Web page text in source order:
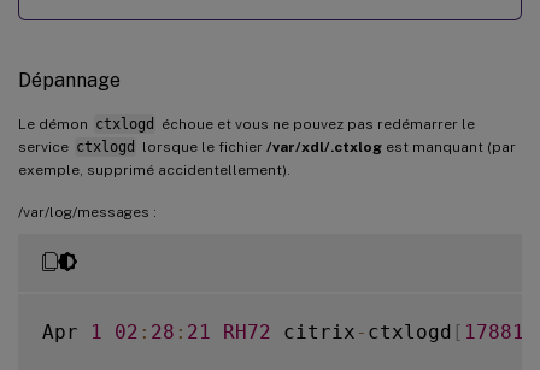
Dépannage
Le démon ctxlogd
échoue et vous ne pouvez pas redémarrer le
service ctxlogd lorsque le fichier /var/xdl/.ctxlogest manquant (par
exemple, supprimé accidentellement).
/var/log/messages :
Apr 1 02 : 28 : 21 RH72 citrix - ctxlogd [ 17881